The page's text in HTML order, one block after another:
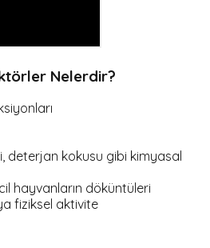
Nelerdir?
deterjan kokusu gibi kimyasal
hayvanların döküntüleri
fiziksel aktivite